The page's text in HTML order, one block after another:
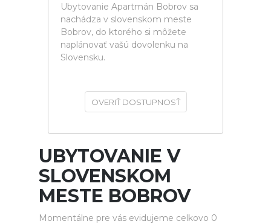
Ubytovanie Apartmán Bobrov sa
nachádza v slovenskom meste
Bobrov, do ktorého si môžete
naplánovať vašú dovolenku na
Slovensku.
OVERIŤ DOSTUPNOSŤ
UBYTOVANIE V
SLOVENSKOM
MESTE BOBROV
Momentálne pre vás evidujeme celkovo 0